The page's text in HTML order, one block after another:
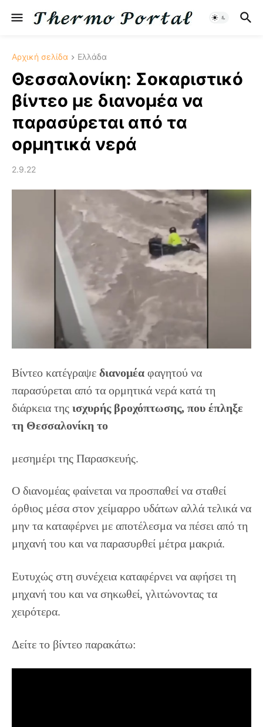
Αρχική σελίδα Ελλάδα
Θεσσαλονίκη: Σοκαριστικό
βίντεο με διανομέα να
παρασύρεται από τα
ορμητικά νερά
2.9.22
Βίντεο κατέγραψε διανομέα φαγητού να
παρασύρεται από τα ορμητικά νερά κατά τη
διάρκεια της ισχυρής βροχόπτωσης, που έπληξε
τη Θεσσαλονίκη το
μεσημέρι της Παρασκευής.
Ο διανομέας φαίνεται να προσπαθεί να σταθεί
όρθιος μέσα στον χείμαρρο υδάτων αλλά τελικά να
μην τα καταφέρνει με αποτέλεσμα να πέσει από τη
μηχανή του και να παρασυρθεί μέτρα μακριά.
Ευτυχώς στη συνέχεια καταφέρνει να αφήσει τη
μηχανή του και να σηκωθεί, γλιτώνοντας τα
χειρότερα.
Δείτε το βίντεο παρακάτω: